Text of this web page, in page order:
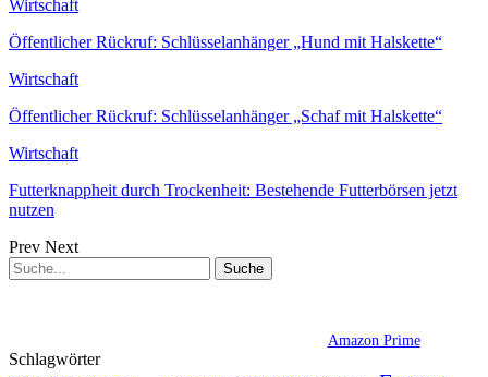
Wirtschaft
Öffentlicher Rückruf: Schlüsselanhänger „Hund mit Halskette“
Wirtschaft
Öffentlicher Rückruf: Schlüsselanhänger „Schaf mit Halskette“
Wirtschaft
Futterknappheit durch Trockenheit: Bestehende Futterbörsen jetzt
nutzen
Prev Next
Amazon Prime
Schlagwörter